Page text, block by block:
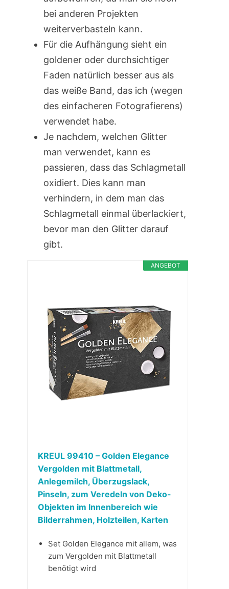
bei anderen Projekten
weiterverbasteln kann.
Für die Aufhängung sieht ein
goldener oder durchsichtiger
Faden natürlich besser aus als
das weiße Band, das ich (wegen
des einfacheren Fotografierens)
verwendet habe.
Je nachdem, welchen Glitter
man verwendet, kann es
passieren, dass das Schlagmetall
oxidiert. Dies kann man
verhindern, in dem man das
Schlagmetall einmal überlackiert,
bevor man den Glitter darauf
gibt.
ANGEBOT
KREUL 99410 – Golden Elegance
Vergolden mit Blattmetall,
Anlegemilch, Überzugslack,
Pinseln, zum Veredeln von Deko-
Objekten im Innenbereich wie
Bilderrahmen, Holzteilen, Karten
Set Golden Elegance mit allem, was
zum Vergolden mit Blattmetall
benötigt wird